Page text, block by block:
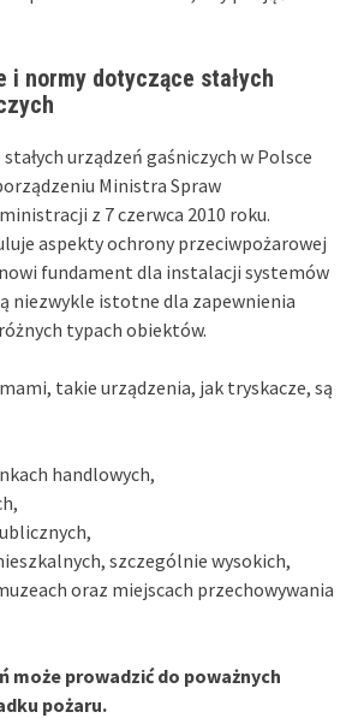
i normy dotyczące stałych
urządzeń gaśniczych w Polsce
Ministra Spraw
z 7 czerwca 2010 roku.
aspekty ochrony przeciwpożarowej
fundament dla instalacji systemów
niezwykle istotne dla zapewnienia
typach obiektów.
takie urządzenia, jak tryskacze, są
handlowych,
szczególnie wysokich,
oraz miejscach przechowywania
może prowadzić do poważnych
pożaru.